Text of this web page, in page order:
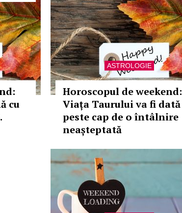
cu
ASTROLOGIE
Horoscopul de weekend:
Viața Taurului va fi dată
peste cap de o întâlnire
neașteptată